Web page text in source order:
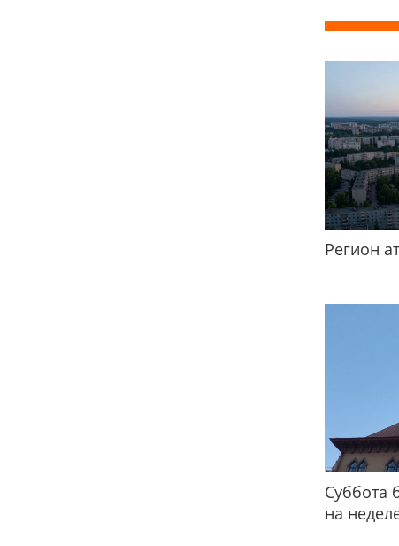
Регион
Суббота
на